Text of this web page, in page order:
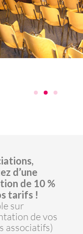
d’une
de 10 %
tarifs !
sur
de vos
associatifs)